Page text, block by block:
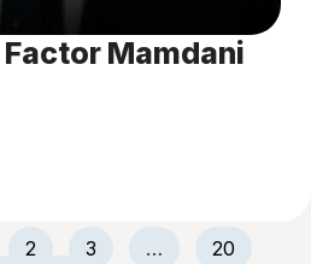
Factor Mamdani
2 3 …
20